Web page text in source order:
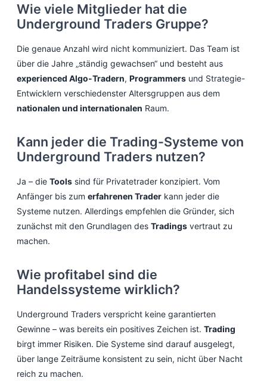
Wie viele Mitglieder hat die
Underground Traders Gruppe?
Die genaue Anzahl wird nicht kommuniziert. Das Team ist
über die Jahre „ständig gewachsen“ und besteht aus
experienced Algo-Tradern, Programmers und Strategie-
Entwicklern verschiedenster Altersgruppen aus dem
nationalen und internationalen Raum.
Kann jeder die Trading-Systeme von
Underground Traders nutzen?
Ja – die Tools sind für Privatetrader konzipiert. Vom
Anfänger bis zum erfahrenen Trader kann jeder die
Systeme nutzen. Allerdings empfehlen die Gründer, sich
zunächst mit den Grundlagen des Tradings vertraut zu
machen.
Wie profitabel sind die
Handelssysteme wirklich?
Underground Traders verspricht keine garantierten
Gewinne – was bereits ein positives Zeichen ist. Trading
birgt immer Risiken. Die Systeme sind darauf ausgelegt,
über lange Zeiträume konsistent zu sein, nicht über Nacht
reich zu machen.